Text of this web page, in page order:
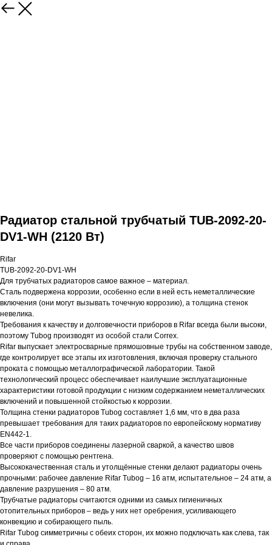
Радиатор стальной трубчатый TUB-2092-20-
DV1-WH (2120 Вт)
Rifar
TUB-2092-20-DV1-WH
Для трубчатых радиаторов самое важное – материал.
Сталь подвержена коррозии, особенно если в ней есть неметаллические
включения (они могут вызывать точечную коррозию), а толщина стенок
невелика.
Требования к качеству и долговечности приборов в Rifar всегда были высоки,
поэтому Tubog производят из особой стали Correx.
Rifar выпускает электросварные прямошовные трубы на собственном заводе,
где контролирует все этапы их изготовления, включая проверку стального
проката с помощью металлографической лаборатории. Такой
технологический процесс обеспечивает наилучшие эксплуатационные
характеристики готовой продукции с низким содержанием неметаллических
включений и повышенной стойкостью к коррозии.
Толщина стенки радиаторов Tubog составляет 1,6 мм, что в два раза
превышает требования для таких радиаторов по европейскому нормативу
EN442-1.
Все части приборов соединены лазерной сваркой, а качество швов
проверяют с помощью рентгена.
Высококачественная сталь и утолщённые стенки делают радиаторы очень
прочными: рабочее давление Rifar Tubog – 16 атм, испытательное – 24 атм, а
давление разрушения – 80 атм.
Трубчатые радиаторы считаются одними из самых гигиеничных
отопительных приборов – ведь у них нет оребрения, усиливающего
конвекцию и собирающего пыль.
Rifar Tubog симметричны с обеих сторон, их можно подключать как слева, так